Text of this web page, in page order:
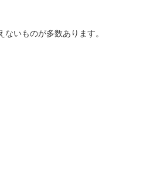
いものが多数あります。